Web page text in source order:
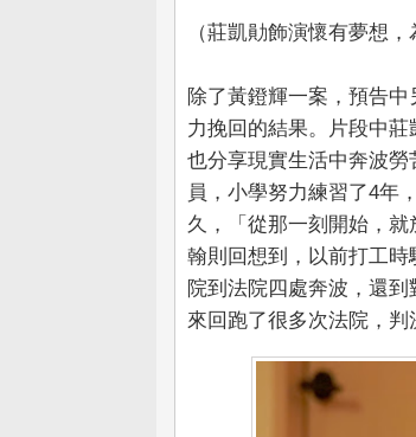
（莊凱勛飾演懷有夢想
除了黃鐙輝一案，預告
力挽回的結果。片段中
也分享現實生活中奔波
員，小學努力練習了4年
久，「從那一刻開始，
翰則回想到，以前打工
院到法院四處奔波，還
來回跑了很多次法院，判